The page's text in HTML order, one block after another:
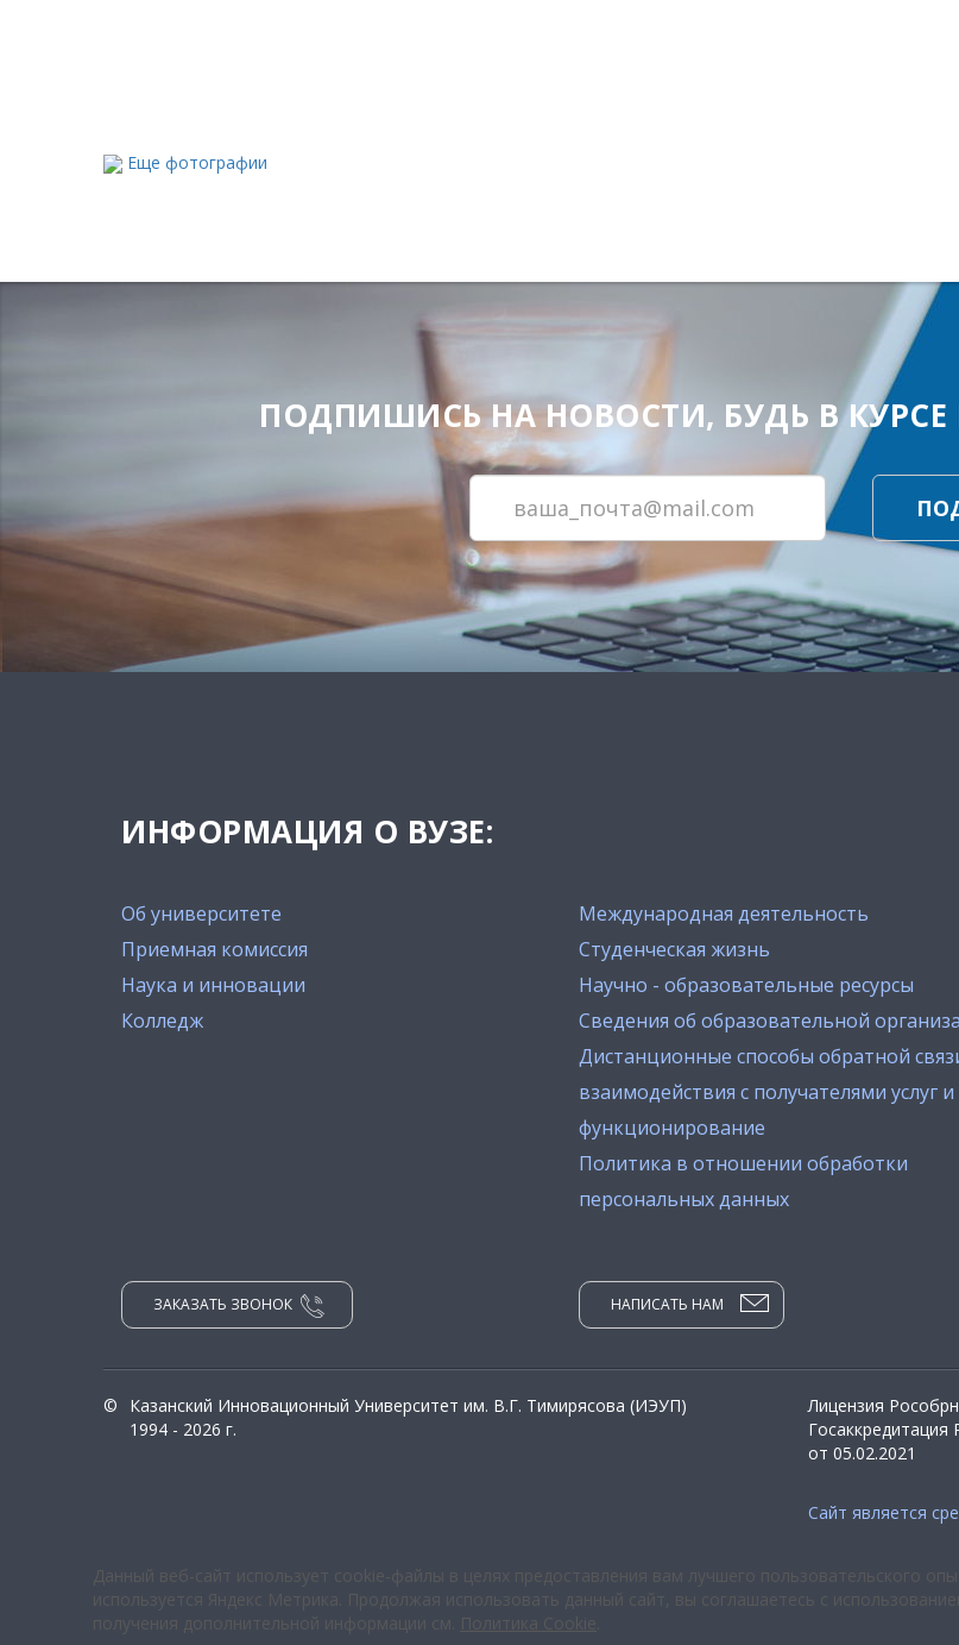
Еще фотографии
ПОДПИШИСЬ НА НОВОСТИ, БУДЬ В КУРСЕ
ИНФОРМАЦИЯ О ВУЗЕ:
Об университете
Приемная комиссия
Наука и инновации
Колледж
Международная деятельность
Студенческая жизнь
Научно - образовательные ресурсы
Сведения об образовательной
Дистанционные способы обратной
взаимодействия с получателями услуг и
функционирование
Политика в отношении обработки
персональных данных
ЗАКАЗАТЬ ЗВОНОК НАПИСАТЬ НАМ
©
Казанский Инновационный Университет им. В.Г. Тимирясова (ИЭУП)
1994 - 2026 г.
Лицензия
от 05.02.2021
Сайт является
Данный веб-сайт использует cookie-файлы в целях предоставления вам лучшего пользовательского
используется Яндекс Метрика. Продолжая использовать данный сайт, вы соглашаетесь с
получения дополнительной информации см.
Политика Cookie